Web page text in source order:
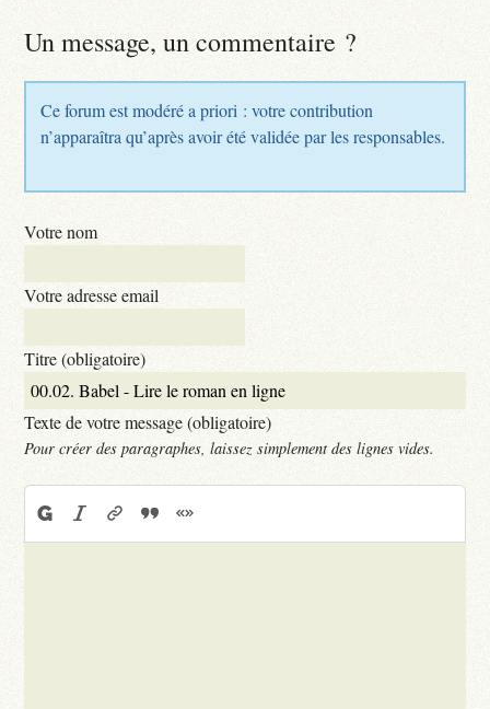
Un message, un commentaire ?
Ce forum est modéré a priori : votre contribution
n’apparaîtra qu’après avoir été validée par les responsables.
Votre nom
Votre adresse email
Titre (obligatoire)
Texte de votre message (obligatoire)
Pour créer des paragraphes, laissez simplement des lignes vides.